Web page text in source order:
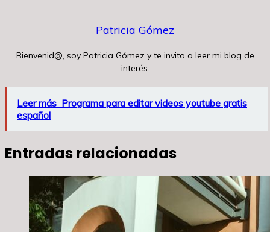
Patricia Gómez
Bienvenid@, soy Patricia Gómez y te invito a leer mi blog de
interés.
Leer más Programa para editar videos youtube gratis
español
Entradas relacionadas